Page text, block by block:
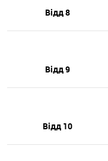
Відд 8
Відд 9
Відд 10